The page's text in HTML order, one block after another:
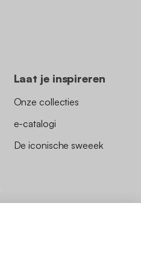
Laat je inspireren
Onze collecties
e-catalogi
De iconische sweeek